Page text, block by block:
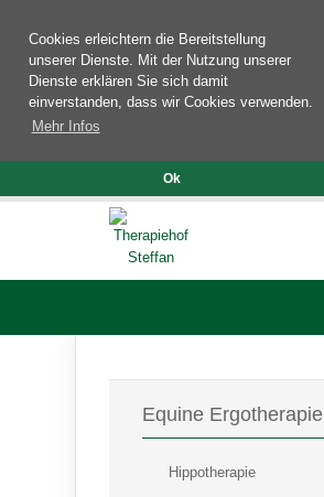
Cookies erleichtern die Bereitstellung
unserer Dienste. Mit der Nutzung unserer
Dienste erklären Sie sich damit
einverstanden, dass wir Cookies verwenden.
Mehr Infos
Ok
Equine Ergotherapie
Hippotherapie